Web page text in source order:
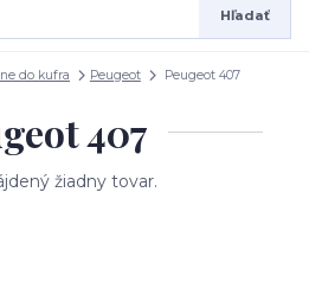
Hľadať
do kufra Peugeot Peugeot 407
407
žiadny tovar.